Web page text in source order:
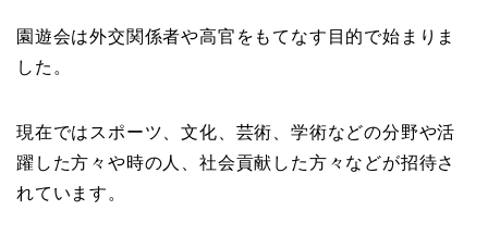
園遊会は外交関係者や高官をもてなす目的で始まりま
した。
現在ではスポーツ、文化、芸術、学術などの分野や活
躍した方々や時の人、社会貢献した方々などが招待さ
れています。